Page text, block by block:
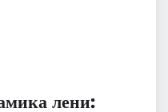
лени: